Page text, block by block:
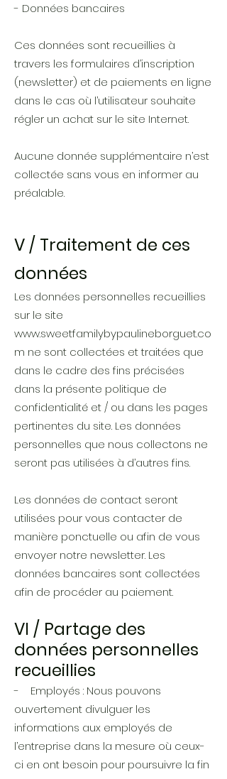
- Données bancaires
Ces données sont recueillies à
travers les formulaires d’inscription
(newsletter) et de paiements en ligne
dans le cas où l’utilisateur souhaite
régler un achat sur le site Internet.
Aucune donnée supplémentaire n’est
collectée sans vous en informer au
préalable.
V / Traitement de ces
données
Les données personnelles recueillies
sur le site
www.sweetfamilybypaulineborguet.co
m ne sont collectées et traitées que
dans le cadre des fins précisées
dans la présente politique de
confidentialité et / ou dans les pages
pertinentes du site. Les données
personnelles que nous collectons ne
seront pas utilisées à d’autres fins.
Les données de contact seront
utilisées pour vous contacter de
manière ponctuelle ou afin de vous
envoyer notre newsletter. Les
données bancaires sont collectées
afin de procéder au paiement.
VI / Partage des
données personnelles
recueillies
- Employés : Nous pouvons
ouvertement divulguer les
informations aux employés de
l’entreprise dans la mesure où ceux-
ci en ont besoin pour poursuivre la fin